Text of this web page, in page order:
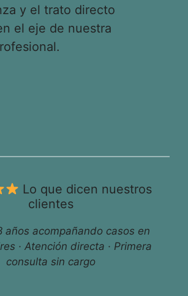
y el trato directo
el eje de nuestra
Lo que dicen nuestros
clientes
años acompañando casos en
· Atención directa · Primera
consulta sin cargo